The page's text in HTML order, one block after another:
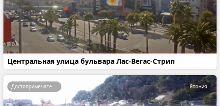
Центральная улица бульвара Лас-Вегас-Стрип
Достопримечательности Япония